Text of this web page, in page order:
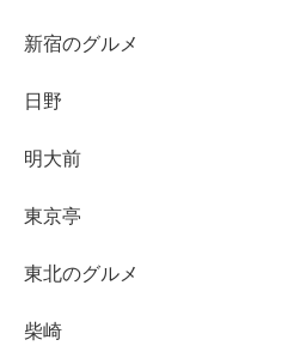
新宿のグルメ
日野
明大前
東京亭
東北のグルメ
柴崎